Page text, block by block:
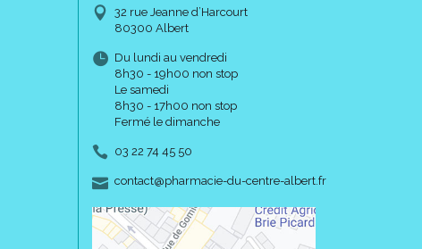
32 rue Jeanne d’Harcourt
80300 Albert
Du lundi au vendredi
8h30 - 19h00 non stop
Le samedi
8h30 - 17h00 non stop
Fermé le dimanche
03 22 74 45 50
contact-
@-
pharmacie-du-centre-albert.fr